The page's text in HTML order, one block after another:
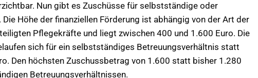
Nun gibt es Zuschüsse für selbstständige oder
Höhe der finanziellen Förderung ist abhängig von der Art der
Pflegekräfte und liegt zwischen 400 und 1.600 Euro. Die
sich für ein selbstständiges Betreuungsverhältnis statt
Den höchsten Zuschussbetrag von 1.600 statt bisher 1.280
Betreuungsverhältnissen.